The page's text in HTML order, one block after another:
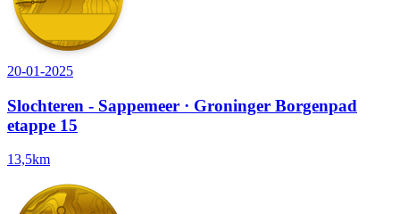
20-01-2025
Slochteren - Sappemeer · Groninger Borgenpad
etappe 15
13,5km